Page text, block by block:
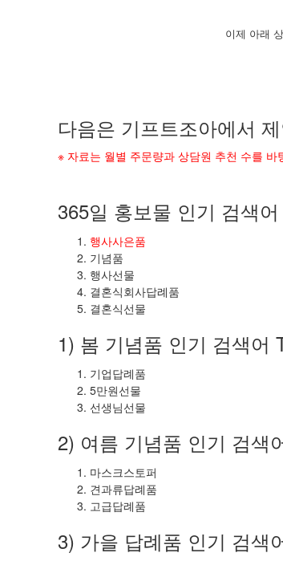
이제 아래
다음은 기프트조아에서
※ 자료는 월별 주문량과 상담원 추천 수를 바
365일 홍보물 인기 검색
행사사은품
기념품
행사선물
결혼식회사답례품
결혼식선물
1) 봄 기념품 인기 검색어
기업답례품
5만원선물
선생님선물
2) 여름 기념품 인기 검색
마스크스토퍼
견과류답례품
고급답례품
3) 가을 답례품 인기 검색